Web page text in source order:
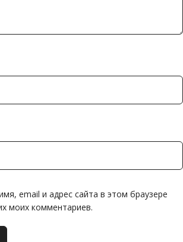
email и адрес сайта в этом браузере
моих комментариев.